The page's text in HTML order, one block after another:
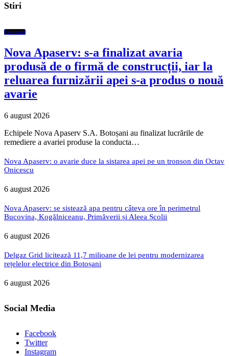
Stiri
Featured
Nova Apaserv: s-a finalizat avaria
produsă de o firmă de construcții, iar la
reluarea furnizării apei s-a produs o nouă
avarie
6 august 2026
Echipele Nova Apaserv S.A. Botoșani au finalizat lucrările de
remediere a avariei produse la conducta…
Nova Apaserv: o avarie duce la sistarea apei pe un tronson din Octav
Onicescu
6 august 2026
Nova Apaserv: se sistează apa pentru câteva ore în perimetrul
Bucovina, Kogălniceanu, Primăverii și Aleea Școlii
6 august 2026
Delgaz Grid licitează 11,7 milioane de lei pentru modernizarea
rețelelor electrice din Botoșani
6 august 2026
Social Media
Facebook
Twitter
Instagram